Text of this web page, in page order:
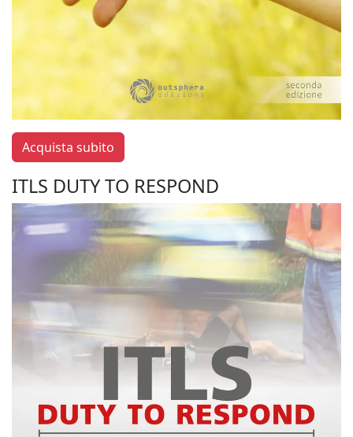
Acquista subito
ITLS DUTY TO RESPOND